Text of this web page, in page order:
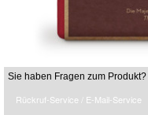
Sie haben Fragen zum Produkt?
Rückruf-Service / E-Mail-Service